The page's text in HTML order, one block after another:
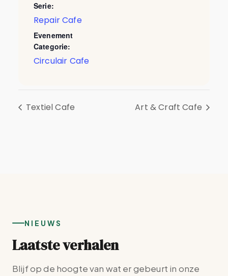
Serie:
Repair Cafe
Evenement
Categorie:
Circulair Cafe
Textiel Cafe Art & Craft Cafe
NIEUWS
Laatste verhalen
Blijf op de hoogte van wat er gebeurt in onze